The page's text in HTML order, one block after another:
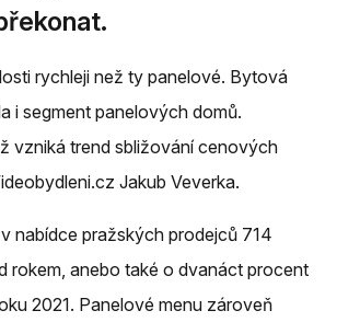
rychleji než ty panelové. Bytová
i segment panelových domů.
vzniká trend sbližování cenových
Jakub Veverka.
nabídce pražských prodejců 714
rokem, anebo také o dvanáct procent
2021. Panelové menu zároveň